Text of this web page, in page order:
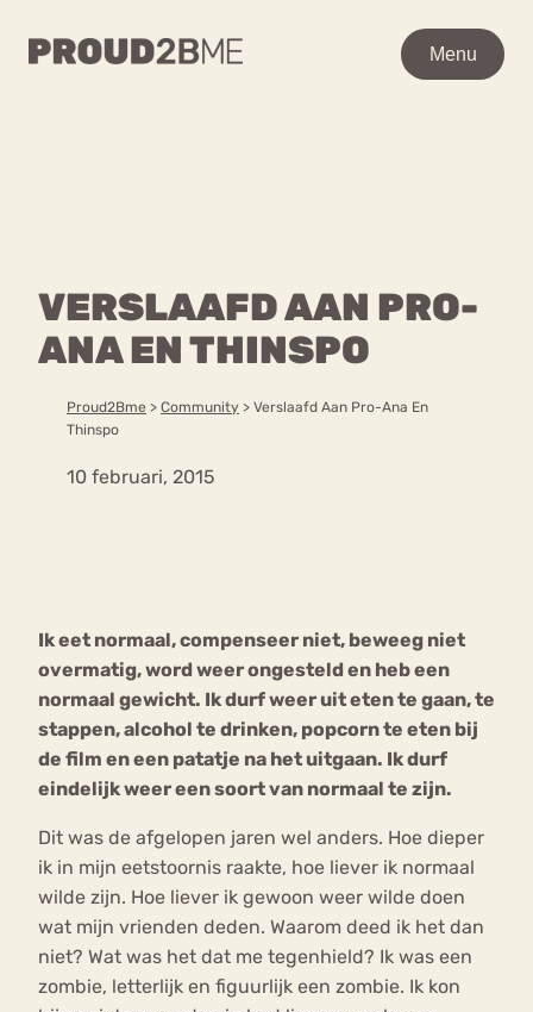
Menu
VERSLAAFD AAN PRO-
ANA EN THINSPO
Proud2Bme > Community > Verslaafd Aan Pro-Ana En
Thinspo
10 februari, 2015
Ik eet normaal, compenseer niet, beweeg niet
overmatig, word weer ongesteld en heb een
normaal gewicht. Ik durf weer uit eten te gaan, te
stappen, alcohol te drinken, popcorn te eten bij
de film en een patatje na het uitgaan. Ik durf
eindelijk weer een soort van normaal te zijn.
Dit was de afgelopen jaren wel anders. Hoe dieper
ik in mijn eetstoornis raakte, hoe liever ik normaal
wilde zijn. Hoe liever ik gewoon weer wilde doen
wat mijn vrienden deden. Waarom deed ik het dan
niet? Wat was het dat me tegenhield? Ik was een
zombie, letterlijk en figuurlijk een zombie. Ik kon
Menu
Content
Over ons
Forum
WAAR BEN JE NAAR OP
Over proud2bme
Contact
Vacatures
Privacyverklaring
mia
Nerv
osa
Eetstoornis Anorexia Nervosa
Eetbuien Piekeren Sport
Trauma
Orthorexia
Afvallen Angst